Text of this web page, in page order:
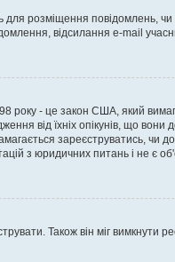
розміщення повідомлень,
відсилання e-mail
року - це закон США, який
від їхніх опікунів, що вони
зареєструватись, чи
з юридичних питань і не є
Також він міг вимкнути